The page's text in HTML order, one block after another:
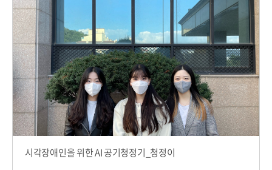
시각장애인을 위한 AI 공기청정기_청정이